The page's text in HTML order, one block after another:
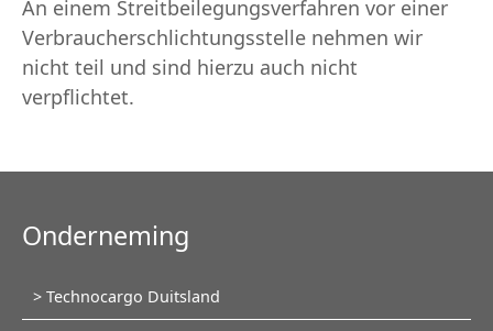
An einem Streitbeilegungsverfahren vor einer
Verbraucherschlichtungsstelle nehmen wir
nicht teil und sind hierzu auch nicht
verpflichtet.
Onderneming
Navigatie
overslaan
Technocargo Duitsland